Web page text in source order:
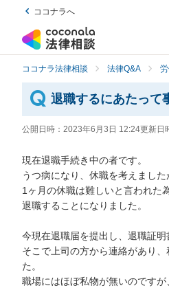
ココナラへ
ココナラ法律相談 法律Q&A
退職するにあたって
公開日時： 2023年6月3日 12:24更新日
現在退職手続き中の者です。
うつ病になり、休職を考えました
1ヶ月の休職は難しいと言われた為
退職することになりました。
今現在退職届を提出し、退職証明
そこで上司の方から連絡があり
た。
職場にはほぼ私物が無いのです